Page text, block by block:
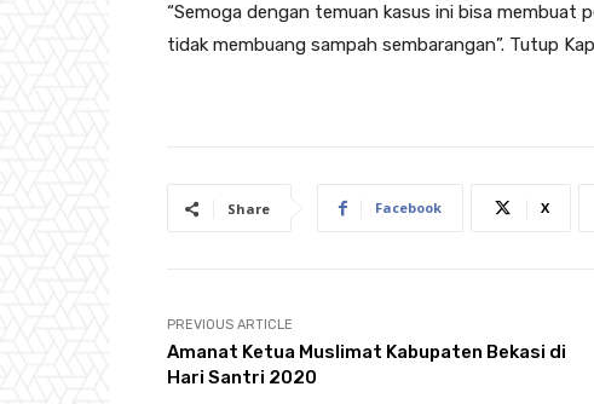
“Semoga dengan temuan kasus ini bisa membuat
tidak membuang sampah sembarangan”. Tutup
Share Facebook X
PREVIOUS ARTICLE
Amanat Ketua Muslimat Kabupaten Bekasi di
Hari Santri 2020